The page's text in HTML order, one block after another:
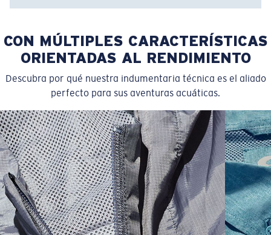
SIZES 1. CHEST 2. BODY LENGTH 3. SLEEVE LENGTH
XS 16" 24 ½” 5 ½”
S 18" 25" 5 ¾”
CON MÚLTIPLES CARACTERÍSTICAS
ORIENTADAS AL RENDIMIENTO
Descubra por qué nuestra indumentaria técnica es el aliado
perfecto para sus aventuras acuáticas.